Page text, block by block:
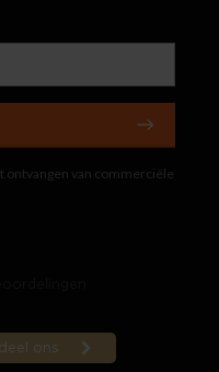
ontvangen van commerciële